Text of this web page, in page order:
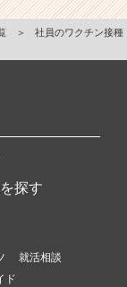
＞
社員のワクチン接種
探す
就活相談
ド